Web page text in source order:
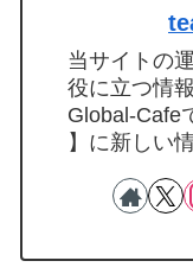
当サイトの運
役に立つ情
Global-Cafe
】に新しい